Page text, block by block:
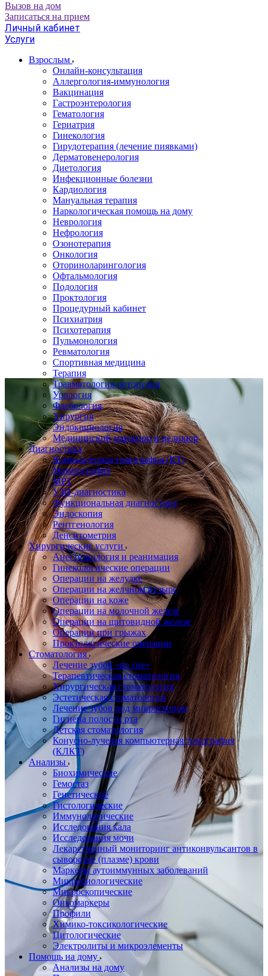
Вызов на дом
Записаться на прием
Личный кабинет
Услуги
Взрослым
Онлайн-консультация
Аллергология-иммунология
Вакцинация
Гастроэнтерология
Гематология
Гериатрия
Гинекология
Гирудотерапия (лечение пиявками)
Дерматовенерология
Диетология
Инфекционные болезни
Кардиология
Мануальная терапия
Наркологическая помощь на дому
Неврология
Нефрология
Озонотерапия
Онкология
Оториноларингология
Офтальмология
Подология
Проктология
Процедурный кабинет
Психиатрия
Психотерапия
Пульмонология
Ревматология
Спортивная медицина
Терапия
Травматология-ортопедия
Урология
Флебология
Хирургия
Эндокринология
Медицинский маникюр и педикюр
Диагностика
Компьютерная томография (КТ)
Маммография
МРТ
УЗИ-диагностика
Функциональная диагностика
Эндоскопия
Рентгенология
Денситометрия
Хирургические услуги
Анестезиология и реанимация
Гинекологические операции
Операции на желудке
Операции на желчном пузыре
Операции на коже
Операции на молочной железе
Операции на щитовидной железе
Операции при грыжах
Проктологические операции
Стоматология
Лечение зубов «во сне»
Терапевтическая стоматология
Хирургическая стоматология
Эстетическая стоматология
Лечение зубов под микроскопом
Гигиена полости рта
Детская стоматология
Конусно-лучевая компьютерная томография
(КЛКТ)
Анализы
Биохимические
Гемостаз
Генетические
Гистологические
Иммунологические
Исследования кала
Исследования мочи
Лекарственный мониторинг антиконвульсантов в
сыворотке (плазме) крови
Маркеры аутоиммунных заболеваний
Микробиологические
Микроскопические
Онкомаркеры
Профили
Химико-токсикологические
Цитологические
Электролиты и микроэлементы
Помощь на дому
Анализы на дому